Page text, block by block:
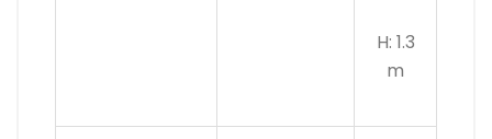
H: 1.3
m